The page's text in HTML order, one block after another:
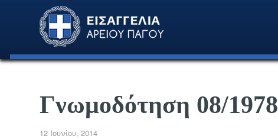
Γνωμοδότηση 08/1978
12 Ιουνίου, 2014